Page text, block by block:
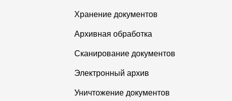
Хранение документов
Архивная обработка
Сканирование документов
Электронный архив
Уничтожение документов